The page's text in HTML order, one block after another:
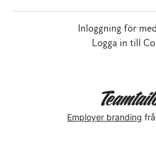
Inloggning för
Logga in till
Employer branding